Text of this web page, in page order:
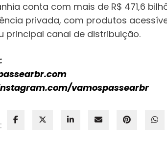
conta com mais de R$ 471,6
privada, com produtos
principal canal de distribuição.
vamospassearbr